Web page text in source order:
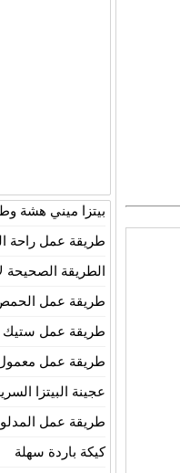
بيتزا ميني هشة
طريقة عمل راحة
الطريقة الصحيحة
طريقة عمل
طريقة عمل ستيك
طريقة عمل
عجينة البيتزا
طريقة عمل
كيكة باردة سهلة